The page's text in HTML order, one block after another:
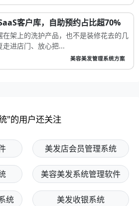
客户库，自助预约占比超70%
架上的洗护产品，也不是装修花去的几
进店门、放心把...
美容美发管理系统方案
"的用户还关注
美发店会员管理系统
美容美发系统管理软件
统 美发收银系统